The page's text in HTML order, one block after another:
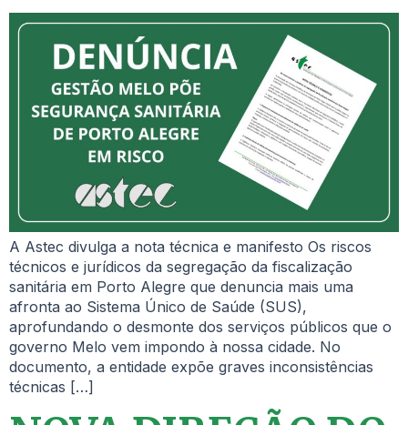
A Astec divulga a nota técnica e manifesto Os riscos
técnicos e jurídicos da segregação da fiscalização
sanitária em Porto Alegre que denuncia mais uma
afronta ao Sistema Único de Saúde (SUS),
aprofundando o desmonte dos serviços públicos que o
governo Melo vem impondo à nossa cidade. No
documento, a entidade expõe graves inconsistências
técnicas […]